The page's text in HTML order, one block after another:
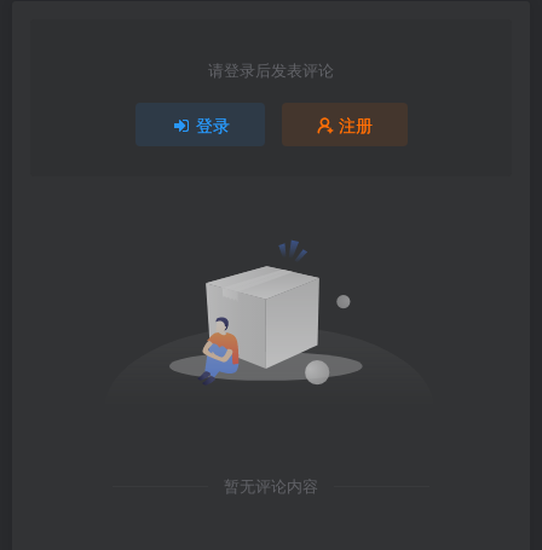
请登录后发表评论
登录 注册
暂无评论内容